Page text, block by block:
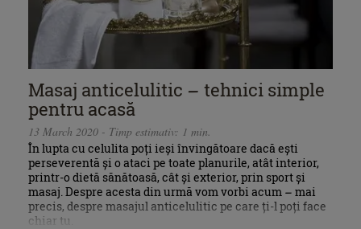
Masaj anticelulitic – tehnici simple
pentru acasă
13 March 2020 - Timp estimativ: 1 min.
În lupta cu celulita poți ieși învingătoare dacă ești
perseverentă și o ataci pe toate planurile, atât interior,
printr-o dietă sănătoasă, cât și exterior, prin sport și
masaj. Despre acesta din urmă vom vorbi acum – mai
precis, despre masajul anticelulitic pe care ți-l poți face
chiar tu.